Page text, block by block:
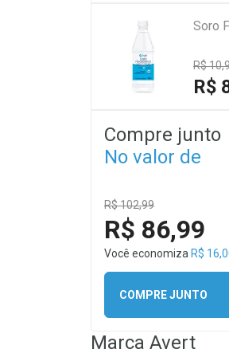
Soro
R$
R$
Compre junto
No valor de
R$ 102,99
R$ 86,99
Você economiza R$
COMPRE JUNTO
Marca Avert